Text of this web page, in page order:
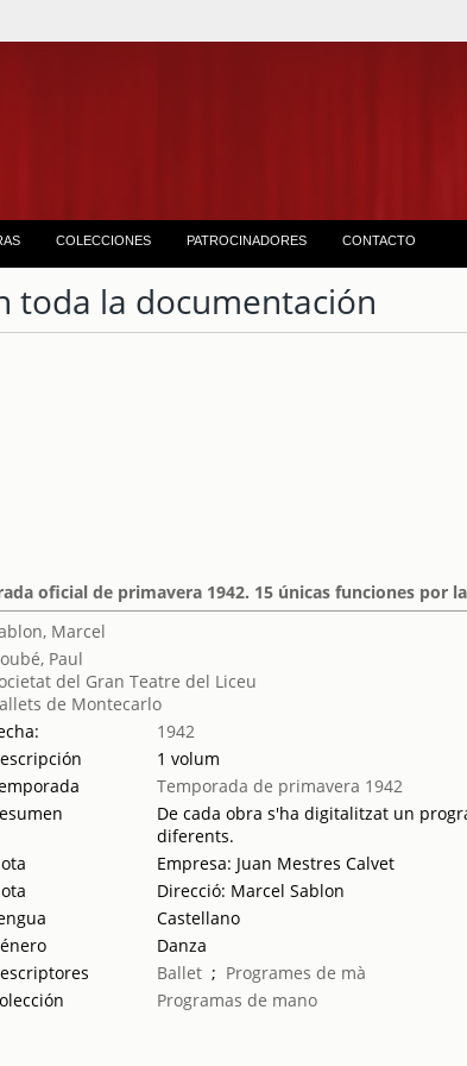
COLECCIONES PATROCINADORES CONTACTO
toda la documentación
oficial de primavera 1942. 15 únicas funciones por
Marcel
Paul
del Gran Teatre del Liceu
de Montecarlo
1942
1 volum
Temporada de primavera 1942
De cada obra s'ha digitalitzat un
diferents.
Empresa: Juan Mestres Calvet
Direcció: Marcel Sablon
Castellano
Danza
Ballet ; Programes de mà
Programas de mano